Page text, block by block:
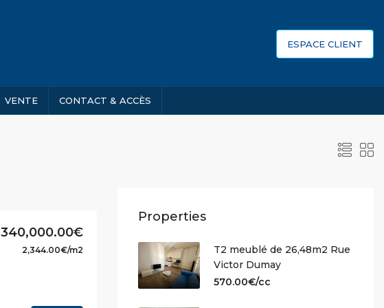
ESPACE CLIENT
VENTE CONTACT & ACCÈS
340,000.00€
2,344.00€/m2
Properties
T2 meublé de 26,48m2 Rue
Victor Dumay
570.00€/cc